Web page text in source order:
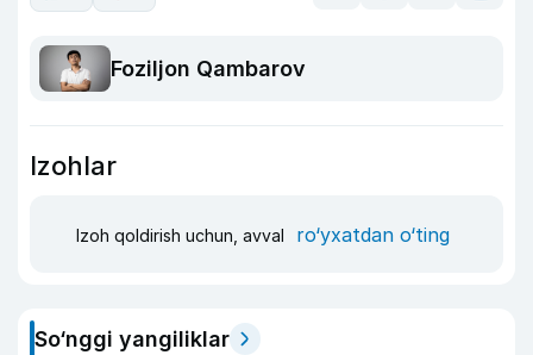
Foziljon Qambarov
Izohlar
Izoh qoldirish uchun, avval ro‘yxatdan o‘ting
So‘nggi yangiliklar